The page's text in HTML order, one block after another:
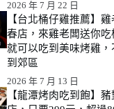
2026 年 7 月 22 日
【台北桶仔雞推薦】
春店，來雞老闆送你吃
就可以吃到美味烤雞，
到郊區
2026 年 7 月 13 日
【龍潭烤肉吃到飽】豬